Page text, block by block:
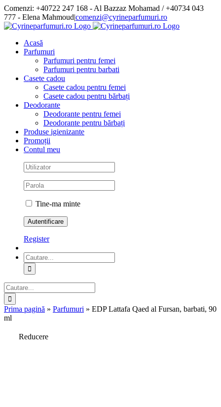
Skip
to
content
Comenzi: +40722 247 168 - Al Bazzaz Mohamad / +40734 043
777 - Elena Mahmoud|comenzi@cyrineparfumuri.ro
Facebook
Acasă
Parfumuri
Parfumuri pentru femei
Parfumuri pentru barbati
Casete cadou
Casete cadou pentru femei
Casete cadou pentru bărbați
Deodorante
Deodorante pentru femei
Deodorante pentru bărbați
Produse igienizante
Promoții
Contul meu
Tine-ma minte
Register
Cautare...
Cautare...
Prima pagină » Parfumuri » EDP Lattafa Qaed al Fursan, barbati, 90
ml
Reducere